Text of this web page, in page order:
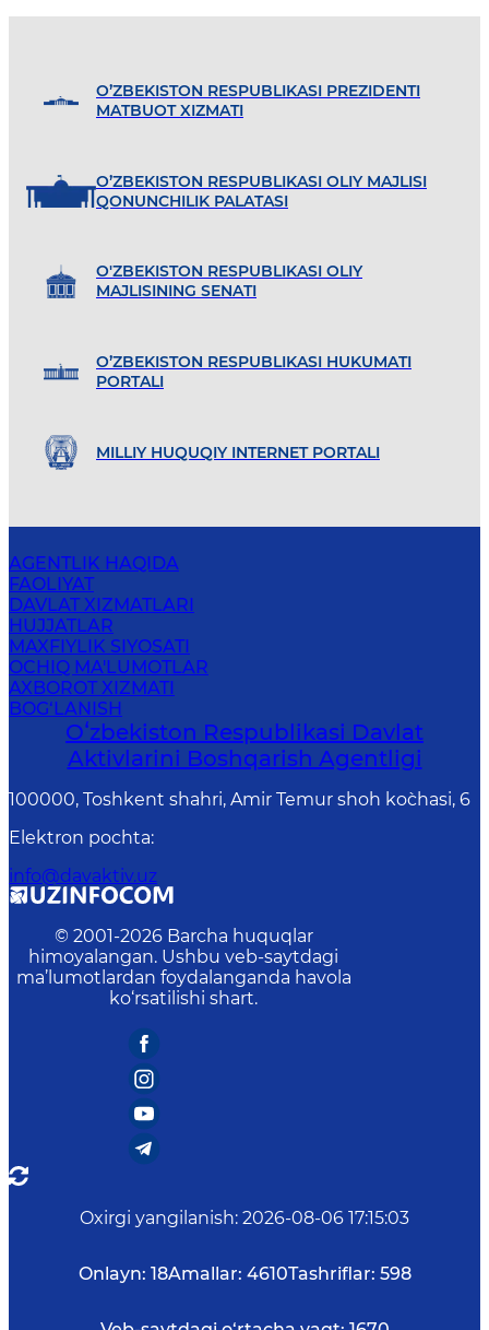
O’ZBEKISTON RESPUBLIKASI PREZIDENTI
MATBUOT XIZMATI
O’ZBEKISTON RESPUBLIKASI OLIY MAJLISI
QONUNCHILIK PALATASI
O'ZBEKISTON RESPUBLIKASI OLIY
MAJLISINING SENATI
O’ZBEKISTON RESPUBLIKASI HUKUMATI
PORTALI
MILLIY HUQUQIY INTERNET PORTALI
AGENTLIK HAQIDA
FAOLIYAT
DAVLAT XIZMATLARI
HUJJATLAR
MAXFIYLIK SIYOSATI
OCHIQ MA'LUMOTLAR
AXBOROT XIZMATI
BOG‘LANISH
Oʻzbekiston Respublikasi Davlat
Aktivlarini Boshqarish Agentligi
100000, Toshkent shahri, Amir Temur shoh ko`chasi, 6
Elektron pochta:
info@davaktiv.uz
© 2001-2026 Barcha huquqlar
himoyalangan. Ushbu veb-saytdagi
ma’lumotlardan foydalanganda havola
ko‘rsatilishi shart.
Oxirgi yangilanish: 2026-08-06 17:15:03
Onlayn: 18Amallar: 4610Tashriflar: 598